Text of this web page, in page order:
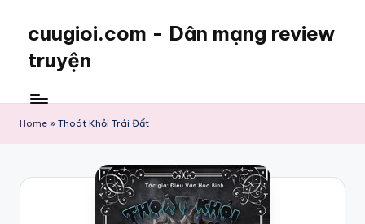
cuugioi.com - Dân mạng review
truyện
Home » Thoát Khỏi Trái Đất